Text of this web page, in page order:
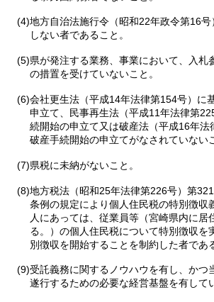
(4)地方自治法施行令（昭和22年政令第16
しない者であること。
(5)県が発注する業務、事業において、入札
の措置を受けていないこと。
(6)会社更生法（平成14年法律第154号）に
申立て、民事再生法（平成11年法律第
続開始の申立て又は破産法（平成16年法
破産手続開始の申立てがなされていない
(7)県税に未納がないこと。
(8)地方税法（昭和25年法律第226号）第
条例の規定により個人住民税の特別徴収
人にあっては、従業員等（宮崎県内に居
る。）の個人住民税について特別徴収を
別徴収を開始することを制約した者であ
(9)受託義務に関するノウハウを有し、かつ
遂行するための必要な経営基盤を有して